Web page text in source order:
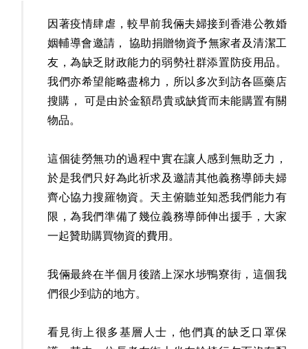
因著疫情肆虐，較早前我倆夫婦接到香港公教婚
姻輔導會邀請， 協助捐贈物資予無家者及清潔工
友，為缺乏財政能力的弱勢社群添置防疫用品。
我們亦希望能略盡棉力，所以多次到訪各區藥店
搜購， 可是由於金額昂貴或缺貨而未能購置有關
物品。
這個徒勞無功的過程中實在讓人感到無助乏力，
於是我們只好為此祈求及邀請其他義務導師夫婦
齊心協力搜羅物資。天主俯聽並知悉我們能力有
限，為我們準備了幾位義務導師伸出援手，大家
一起贊助購買物資的費用。
我倆最終在半個月後踏上深水埗鴨寮街，這個我
們很少到訪的地方。
看見街上很多基層人士，他們真的缺乏口罩保